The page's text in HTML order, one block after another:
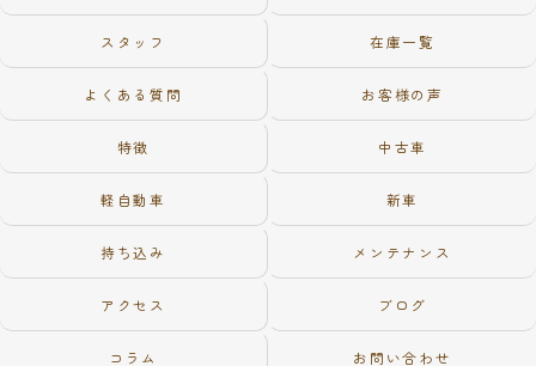
スタッフ 在庫一覧
よくある質問 お客様の声
特徴 中古車
軽自動車 新車
持ち込み メンテナンス
アクセス ブログ
コラム お問い合わせ